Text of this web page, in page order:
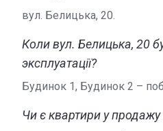
вул. Белицька, 20.
Коли вул. Белицька, 20
эксплуатації?
Будинок 1, Будинок 2 –
Чи є квартири у продажу